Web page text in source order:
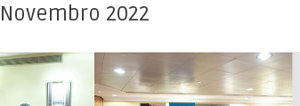
Novembro 2022